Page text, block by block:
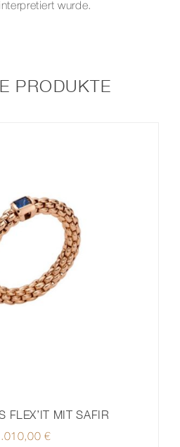
wurde.
PRODUKTE
FLEX’IT MIT SAFIR
€